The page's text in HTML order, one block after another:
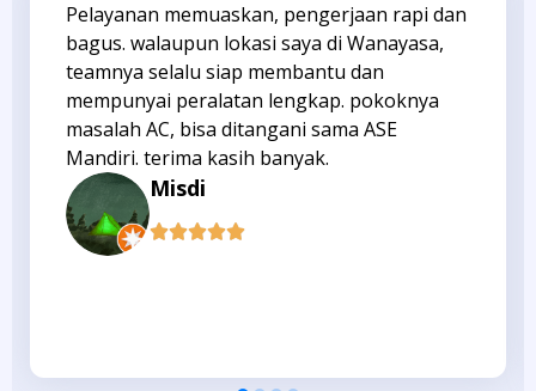
Pelayanan memuaskan, pengerjaan rapi dan
bagus. walaupun lokasi saya di Wanayasa,
teamnya selalu siap membantu dan
mempunyai peralatan lengkap. pokoknya
masalah AC, bisa ditangani sama ASE
Mandiri. terima kasih banyak.
Misdi